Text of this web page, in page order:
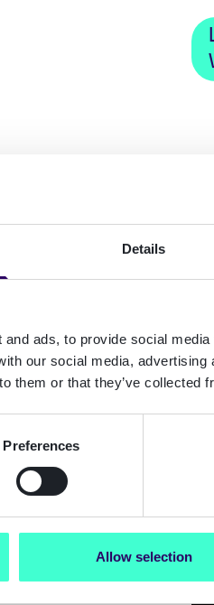
Details
ads, to provide social
our social media,
them or that they’ve collected
Preferences
Allow selection